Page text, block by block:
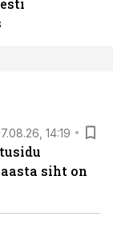
14:19
siht on